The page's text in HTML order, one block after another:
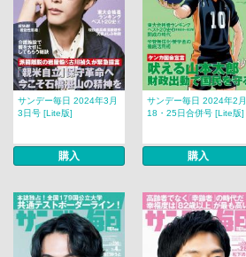
サンデー毎日 2024年3月
3日号 [Lite版]
購入
サンデー毎日 2024年2月
18・25日合併号 [Lite版]
購入